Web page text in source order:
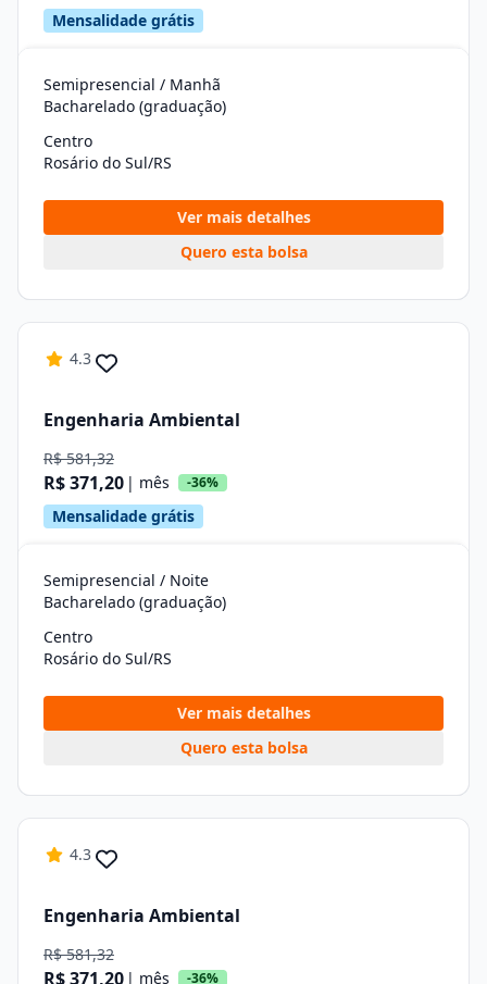
Mensalidade grátis
Semipresencial / Manhã
Bacharelado (graduação)
Centro
Rosário do Sul/RS
Ver mais detalhes
Quero esta bolsa
4.3
Engenharia Ambiental
R$ 581,32
R$ 371,20 | mês -36%
Mensalidade grátis
Semipresencial / Noite
Bacharelado (graduação)
Centro
Rosário do Sul/RS
Ver mais detalhes
Quero esta bolsa
4.3
Engenharia Ambiental
R$ 581,32
R$ 371,20 | mês -36%